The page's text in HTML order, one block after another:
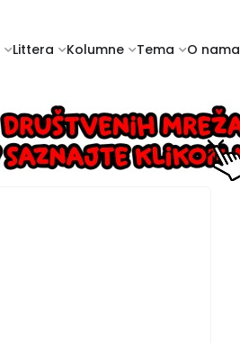
Littera Kolumne Tema O nama